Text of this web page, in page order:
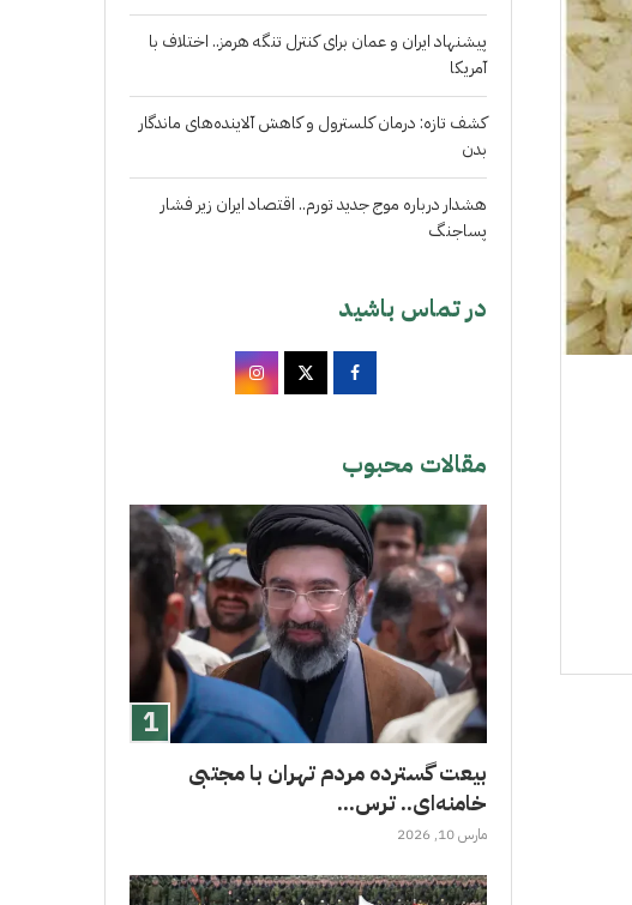
پیشنهاد ایران و عمان برای کنترل تنگه هرمز.. اختلاف با
آمریکا
کشف تازه: درمان کلسترول و کاهش آلاینده‌های ماندگار
بدن
هشدار درباره موج جدید تورم.. اقتصاد ایران زیر فشار
پساجنگ
در تماس باشید
مقالات محبوب
بیعت گسترده مردم تهران با مجتبی
خامنه‌ای.. ترس...
مارس 10, 2026